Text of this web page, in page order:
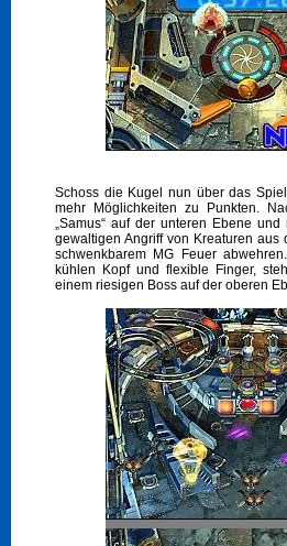
Schoss die Kugel nun über das
mehr Möglichkeiten zu Punkten.
„Samus“ auf der unteren Ebene
gewaltigen Angriff von Kreaturen aus
schwenkbarem MG Feuer
kühlen Kopf und flexible Finger,
einem riesigen Boss auf der oberen